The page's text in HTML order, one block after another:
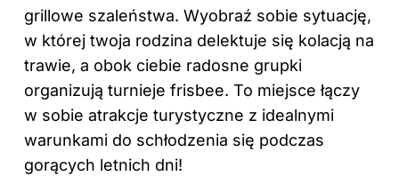
grillowe szaleństwa. Wyobraź sobie sytuację,
w której twoja rodzina delektuje się kolacją na
trawie, a obok ciebie radosne grupki
organizują turnieje frisbee. To miejsce łączy
w sobie atrakcje turystyczne z idealnymi
warunkami do schłodzenia się podczas
gorących letnich dni!